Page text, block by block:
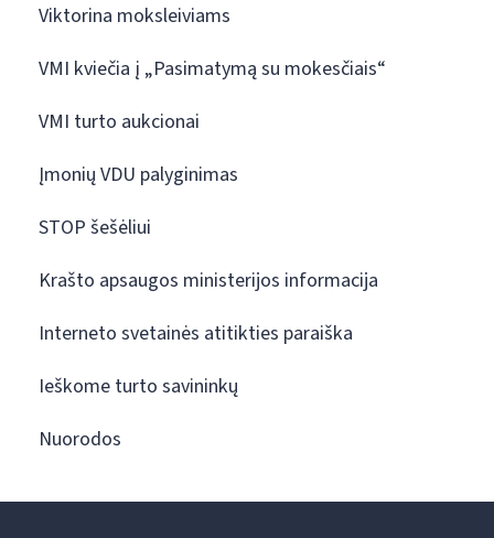
Viktorina moksleiviams
VMI kviečia į „Pasimatymą su mokesčiais“
VMI turto aukcionai
Įmonių VDU palyginimas
STOP šešėliui
Krašto apsaugos ministerijos informacija
Interneto svetainės atitikties paraiška
Ieškome turto savininkų
Nuorodos